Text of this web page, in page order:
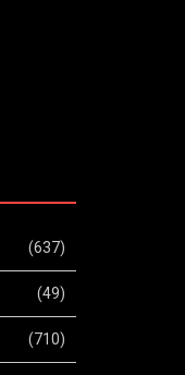
(637)
(49)
(710)